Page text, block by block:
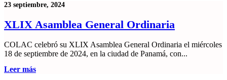
23 septiembre, 2024
XLIX Asamblea General Ordinaria
COLAC celebró su XLIX Asamblea General Ordinaria el miércoles
18 de septiembre de 2024, en la ciudad de Panamá, con...
Leer más